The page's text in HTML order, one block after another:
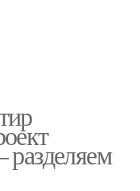
разделяем